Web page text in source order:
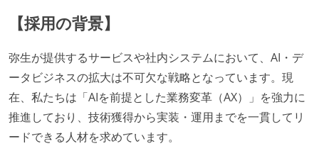
【採用の背景】
弥生が提供するサービスや社内システムにおいて、AI・デ
ータビジネスの拡大は不可欠な戦略となっています。現
在、私たちは「AIを前提とした業務変革（AX）」を強力に
推進しており、技術獲得から実装・運用までを一貫してリ
ードできる人材を求めています。